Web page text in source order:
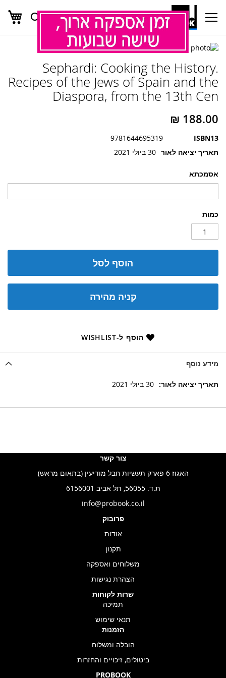
Skip
Content
חפש
אסמכתא
כמות
הוסף לסל
קניה מהירה
הוסף ל-WISHLIST
Sephardi: Cooking the History.
Recipes of the Jews of Spain and the
Diaspora, from the 13th Cen
ISBN13
9781644695319
תאריך יציאה לאור 30 ביולי 2021
לדלג
של
גלריית
תמונות
להתחלה
של
גלריית
תמונות
מידע נוסף
מידע
30 ביולי 2021
צור קשר
האגוז 6 פארק תעשיות חבל מודיעין (בתאום מראש)
ת.ד. 56055, תל אביב 6156001
info@probook.co.il
פרובוק
אודות
תקנון
משלוחים ואספקה
הצהרת נגישות
שרות לקוחות
תמיכה
תנאי שימוש
הזמנות
הובלה ומשלוח
ביטולים, זיכויים והחזרות
PROBOOK